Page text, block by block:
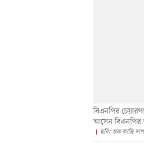
বিএনপির
আসেন বিএনপির
ছবি: শুভ্র কান্তি দাশ